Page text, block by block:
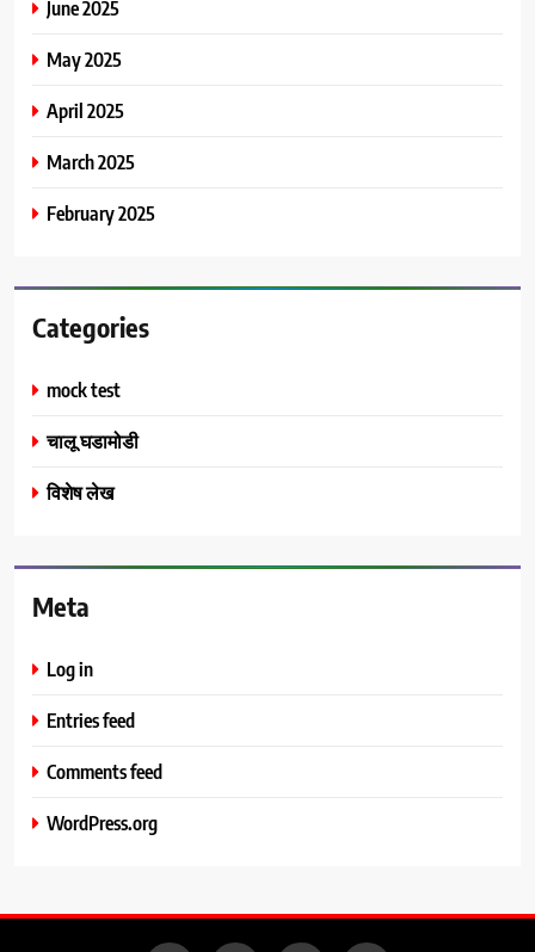
June 2025
May 2025
April 2025
March 2025
February 2025
Categories
mock test
चालू घडामोडी
विशेष लेख
Meta
Log in
Entries feed
Comments feed
WordPress.org